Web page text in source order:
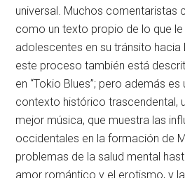
universal. Muchos comentaristas
como un texto propio de lo que
adolescentes en su tránsito hacia
este proceso también está
en “Tokio Blues”; pero además
contexto histórico trascendental,
mejor música, que muestra las
occidentales en la formación de
problemas de la salud mental
amor romántico y el erotismo, y